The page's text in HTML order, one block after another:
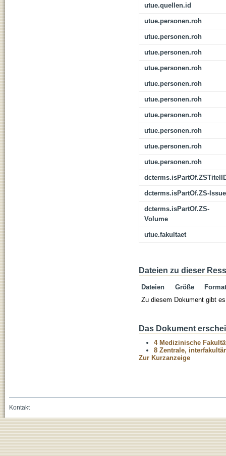
utue.quellen.id
utue.personen.roh
utue.personen.roh
utue.personen.roh
utue.personen.roh
utue.personen.roh
utue.personen.roh
utue.personen.roh
utue.personen.roh
utue.personen.roh
utue.personen.roh
dcterms.isPartOf.ZS-Issue
dcterms.isPartOf.ZS-
Volume
utue.fakultaet
Dateien zu dieser
Dateien Größe
Format
Zu diesem Dokument gibt
Das Dokument
4 Medizinische
8 Zentrale,
Zur Kurzanzeige
Kontakt